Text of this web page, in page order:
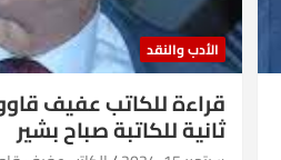
الأدب والنقد
قراءة للكاتب عفيف
ثانية للكاتبة صباح بشير